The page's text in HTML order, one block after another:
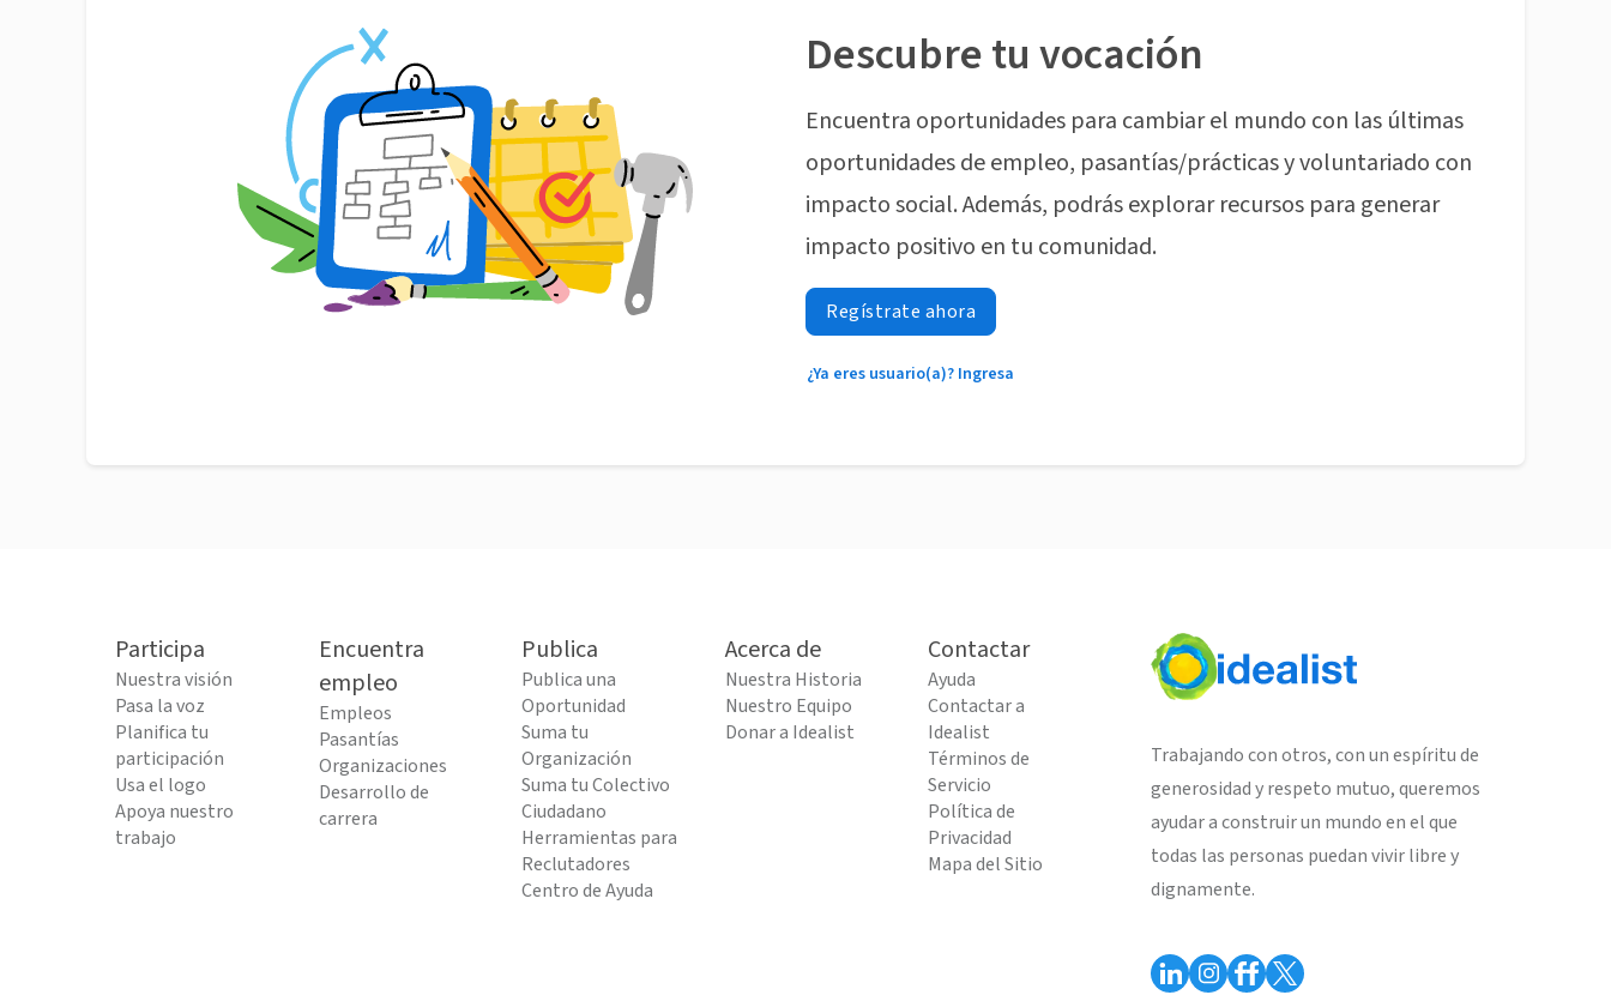
Descubre tu vocación
Encuentra oportunidades para cambiar el mundo con las últimas
oportunidades de empleo, pasantías/prácticas y voluntariado con
impacto social. Además, podrás explorar recursos para generar
impacto positivo en tu comunidad.
Regístrate ahora
¿Ya eres usuario(a)? Ingresa
Participa
Nuestra visión
Pasa la voz
Planifica tu
participación
Usa el logo
Apoya nuestro
trabajo
Encuentra
empleo
Empleos
Pasantías
Organizaciones
Desarrollo de
carrera
Publica
Publica una
Oportunidad
Suma tu
Organización
Suma tu Colectivo
Ciudadano
Herramientas para
Reclutadores
Centro de Ayuda
Acerca de
Nuestra Historia
Nuestro Equipo
Donar a Idealist
Contactar
Ayuda
Contactar a
Idealist
Términos de
Servicio
Política de
Privacidad
Mapa del Sitio
Trabajando con otros, con un espíritu de
generosidad y respeto mutuo, queremos
ayudar a construir un mundo en el que
todas las personas puedan vivir libre y
dignamente.